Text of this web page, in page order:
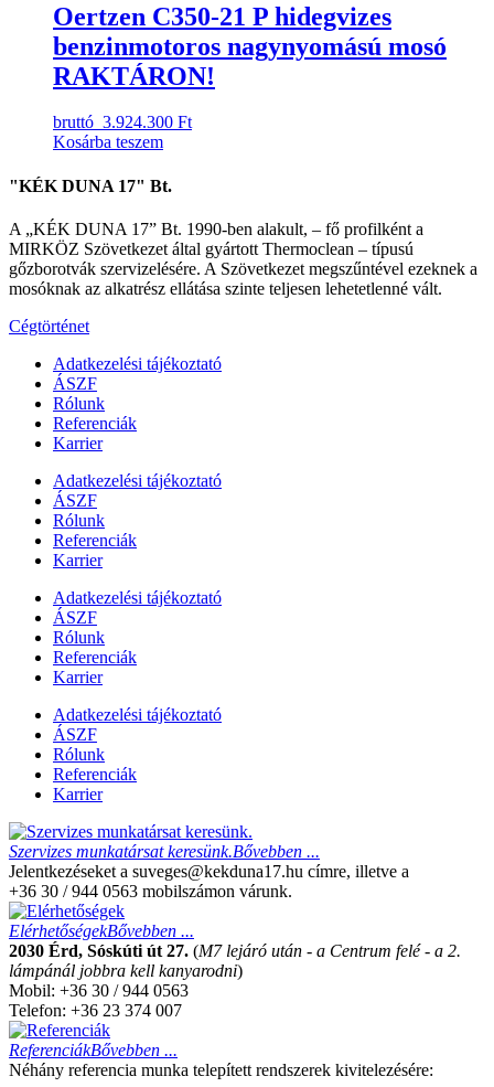
Oertzen C350-21 P hidegvizes
benzinmotoros nagynyomású mosó
RAKTÁRON!
bruttó 3.924.300 Ft
Kosárba teszem
"KÉK DUNA 17" Bt.
A „KÉK DUNA 17” Bt. 1990-ben alakult, – fő profilként a
MIRKÖZ Szövetkezet által gyártott Thermoclean – típusú
gőzborotvák szervizelésére. A Szövetkezet megszűntével ezeknek a
mosóknak az alkatrész ellátása szinte teljesen lehetetlenné vált.
Cégtörténet
Adatkezelési tájékoztató
ÁSZF
Rólunk
Referenciák
Karrier
Adatkezelési tájékoztató
ÁSZF
Rólunk
Referenciák
Karrier
Adatkezelési tájékoztató
ÁSZF
Rólunk
Referenciák
Karrier
Adatkezelési tájékoztató
ÁSZF
Rólunk
Referenciák
Karrier
Szervizes munkatársat keresünk.Bővebben ...
Jelentkezéseket a suveges@kekduna17.hu címre, illetve a
+36 30 / 944 0563 mobilszámon várunk.
ElérhetőségekBővebben ...
2030 Érd, Sóskúti út 27. (M7 lejáró után - a Centrum felé - a 2.
lámpánál jobbra kell kanyarodni)
Mobil: +36 30 / 944 0563
Telefon: +36 23 374 007
ReferenciákBővebben ...
Néhány referencia munka telepített rendszerek kivitelezésére: